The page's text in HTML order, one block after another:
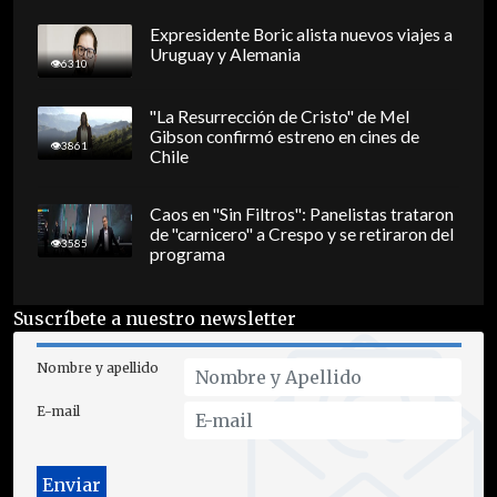
6310
Expresidente Boric alista nuevos viajes a
Uruguay y Alemania
3861
"La Resurrección de Cristo" de Mel
Gibson confirmó estreno en cines de
Chile
3585
Caos en "Sin Filtros": Panelistas trataron
de "carnicero" a Crespo y se retiraron del
programa
Suscríbete a nuestro newsletter
Nombre y apellido
E-mail